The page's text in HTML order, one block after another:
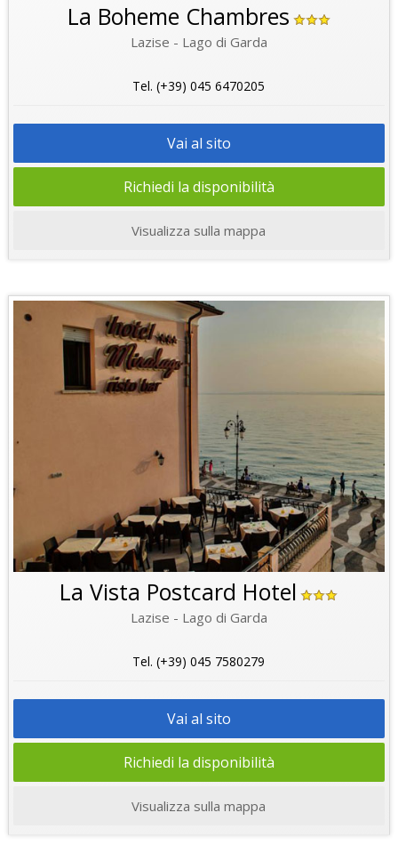
La Boheme Chambres
Lazise - Lago di Garda
Tel. (+39) 045 6470205
Vai al sito
Richiedi la disponibilità
Visualizza sulla mappa
La Vista Postcard Hotel
Lazise - Lago di Garda
Tel. (+39) 045 7580279
Vai al sito
Richiedi la disponibilità
Visualizza sulla mappa